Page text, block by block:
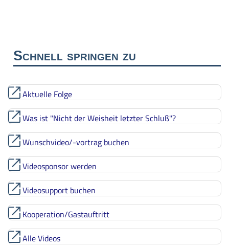
Schnell springen zu
Aktuelle Folge
Was ist "Nicht der Weisheit letzter Schluß"?
Wunschvideo/-vortrag buchen
Videosponsor werden
Videosupport buchen
Kooperation/Gastauftritt
Alle Videos